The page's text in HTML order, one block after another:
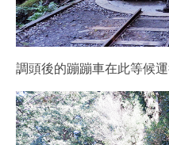
調頭後的蹦蹦車在此等候